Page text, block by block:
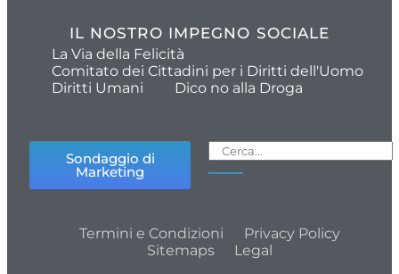
IL NOSTRO IMPEGNO SOCIALE
La Via della Felicità
Comitato dei Cittadini per i Diritti dell'Uomo
Diritti Umani
Dico no alla Droga
Sondaggio di
Marketing
Termini e Condizioni
Privacy Policy
Sitemaps
Legal